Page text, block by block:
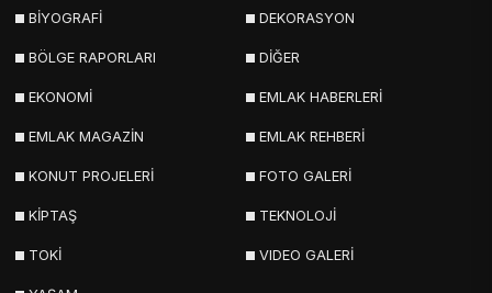
BİYOGRAFİ DEKORASYON
BÖLGE RAPORLARI DİĞER
EKONOMİ EMLAK HABERLERİ
EMLAK MAGAZİN EMLAK REHBERİ
KONUT PROJELERİ FOTO GALERİ
KİPTAŞ TEKNOLOJİ
TOKİ VIDEO GALERİ